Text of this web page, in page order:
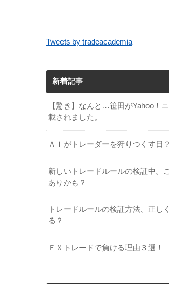
Tweets by tradeacademia
新着記事
【驚き】なんと…笹田がYahoo！
載されました。
ＡＩがトレーダーを狩りつくす日？
新しいトレードルールの検証中。
ありかも？
トレードルールの検証方法、正し
る？
ＦＸトレードで負ける理由３選！